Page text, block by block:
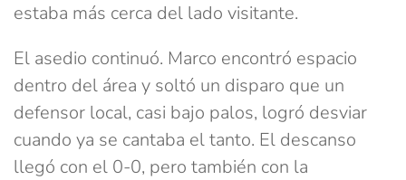
estaba más cerca del lado visitante.
El asedio continuó. Marco encontró espacio
dentro del área y soltó un disparo que un
defensor local, casi bajo palos, logró desviar
cuando ya se cantaba el tanto. El descanso
llegó con el 0-0, pero también con la